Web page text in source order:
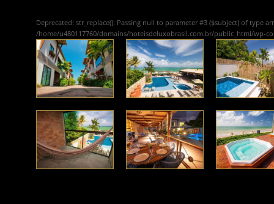
Deprecated: str_replace(): Passing null to parameter #3 ($subject) of type
/home/u480117760/domains/hoteisdeluxobrasil.com.br/public_html/wp-